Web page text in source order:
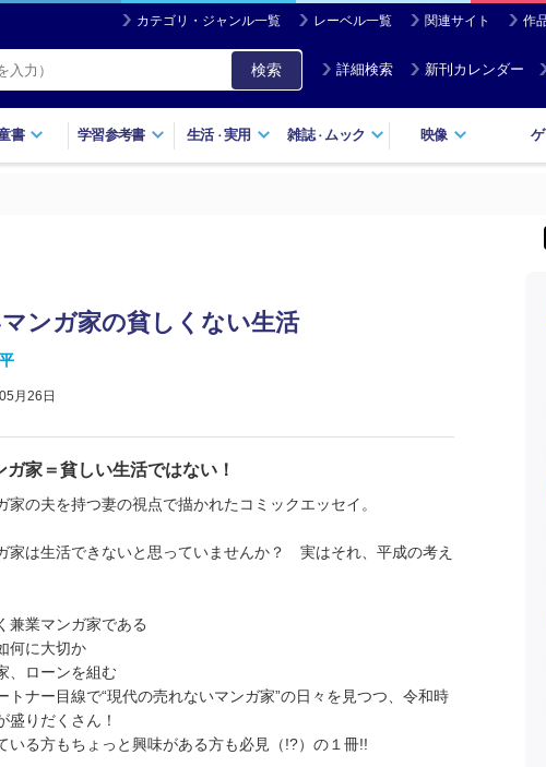
カテゴリ・ジャンル一覧 レーベル一覧 関連サイト 作
検索 詳細検索 新刊カレンダー
書 学習参考書 生活・実用 雑誌・ ムック 映像
ンガ家の貧しくない生活
月26日
ガ家＝貧しい生活ではない！
家の夫を持つ妻の視点で描かれたコミックエッセイ。
家は生活できないと思っていませんか？ 実はそれ、平成の考え
兼業マンガ家である
何に大切か
、ローンを組む
トナー目線で“現代の売れないマンガ家”の日々を見つつ、令和時
盛りだくさん！
いる方もちょっと興味がある方も必見（!?）の１冊!!